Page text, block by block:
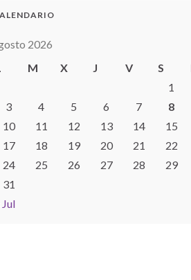
2026
M X J V S
Jul
1
3
4 5 6 7 8
10
11 12 13 14 15
17
18 19 20 21 22
24
25 26 27 28 29
31